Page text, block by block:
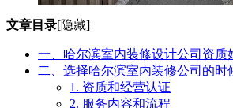
文章目录[隐藏]
一、哈尔滨室内装修设计公司资质
二、选择哈尔滨室内装修公司的时
1. 资质和经营认证
2. 服务内容和流程